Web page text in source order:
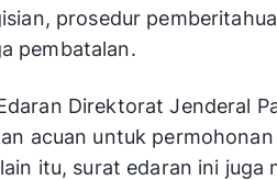
prosedur
pembatalan.
Direktorat Jenderal
acuan untuk
itu, surat edaran ini juga